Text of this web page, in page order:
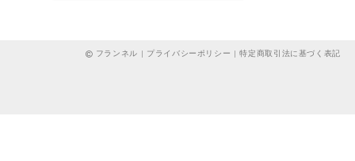
フランネル | プライバシーポリシー |特定商取引法に基づく表記